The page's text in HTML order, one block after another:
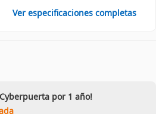
Ver especificaciones completas
por 1 año!